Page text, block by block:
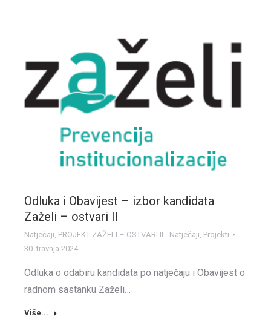
Odluka i Obavijest – izbor kandidata
Zaželi – ostvari II
Natječaji, PROJEKT ZAŽELI – OSTVARI II - Natječaji, Projekti
30. travnja 2024.
Odluka o odabiru kandidata po natječaju i Obavijest o
radnom sastanku Zaželi…
Više...